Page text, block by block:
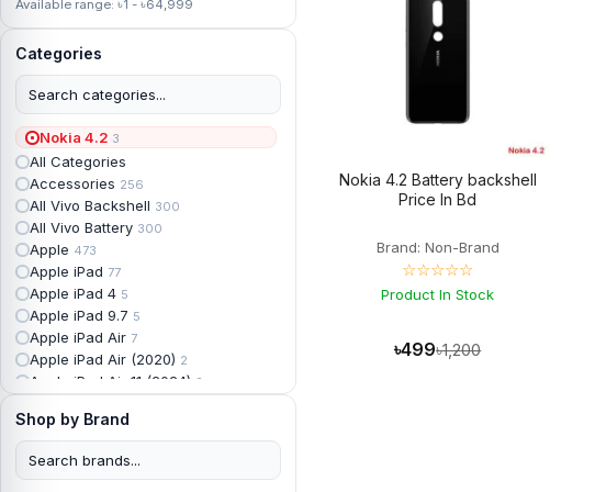
Available range: ৳1 - ৳64,999
Categories
Nokia 4.2 3
All Categories
Accessories 256
All Vivo Backshell 300
All Vivo Battery 300
Apple 473
Apple iPad 77
Apple iPad 4 5
Apple iPad 9.7 5
Apple iPad Air 7
Apple iPad Air (2020) 2
Apple iPad Air 11 (2024) 2
Apple iPad Backshell
Apple iPad Battery
Apple iPad Display
Shop by Brand
Nokia 4.2 Battery backshell
Price In Bd
Brand: Non-Brand
☆☆☆☆☆
Product In Stock
৳499৳1,200